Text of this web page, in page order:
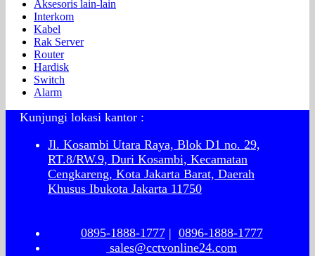
Aksesoris lain-lain
Interkom
Kabel
Rak Server
Router
Hardisk
Switch
Alarm
Kunjungi lokasi kantor :
Jl. Kosambi Utara Raya, Blok D1 no. 29,
RT.8/RW.9, Duri Kosambi, Kecamatan
Cengkareng, Kota Jakarta Barat, Daerah
Khusus Ibukota Jakarta 11750
0895-1888-1777| 0896-1888-1777
sales@cctvonline24.com